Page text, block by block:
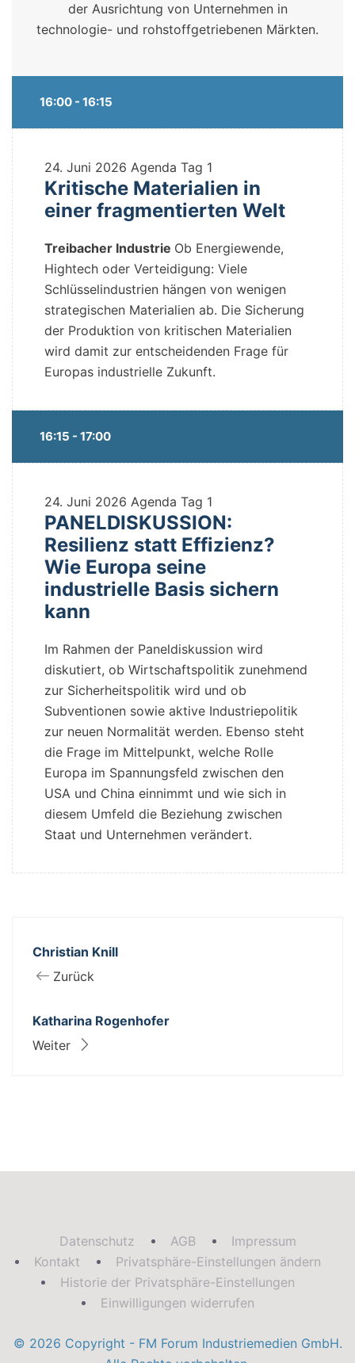
der Ausrichtung von Unternehmen in
technologie- und rohstoffgetriebenen Märkten.
16:00 - 16:15
24. Juni 2026 Agenda Tag 1
Kritische Materialien in
einer fragmentierten Welt
Treibacher Industrie Ob Energiewende,
Hightech oder Verteidigung: Viele
Schlüsselindustrien hängen von wenigen
strategischen Materialien ab. Die Sicherung
der Produktion von kritischen Materialien
wird damit zur entscheidenden Frage für
Europas industrielle Zukunft.
16:15 - 17:00
24. Juni 2026 Agenda Tag 1
PANELDISKUSSION:
Resilienz statt Effizienz?
Wie Europa seine
industrielle Basis sichern
kann
Im Rahmen der Paneldiskussion wird
diskutiert, ob Wirtschaftspolitik zunehmend
zur Sicherheitspolitik wird und ob
Subventionen sowie aktive Industriepolitik
zur neuen Normalität werden. Ebenso steht
die Frage im Mittelpunkt, welche Rolle
Europa im Spannungsfeld zwischen den
USA und China einnimmt und wie sich in
diesem Umfeld die Beziehung zwischen
Staat und Unternehmen verändert.
Christian Knill
Zurück
Katharina Rogenhofer
Weiter
Datenschutz AGB
Impressum
Kontakt
Privatsphäre-Einstellungen ändern
Historie der Privatsphäre-Einstellungen
Einwilligungen widerrufen
© 2026 Copyright - FM Forum Industriemedien GmbH.